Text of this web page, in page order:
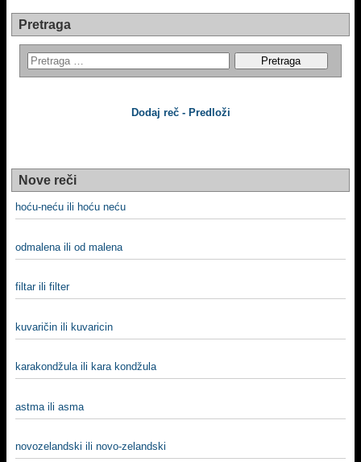
Pretraga
Dodaj reč - Predloži
Nove reči
hoću-neću ili hoću neću
odmalena ili od malena
filtar ili filter
kuvaričin ili kuvaricin
karakondžula ili kara kondžula
astma ili asma
novozelandski ili novo-zelandski